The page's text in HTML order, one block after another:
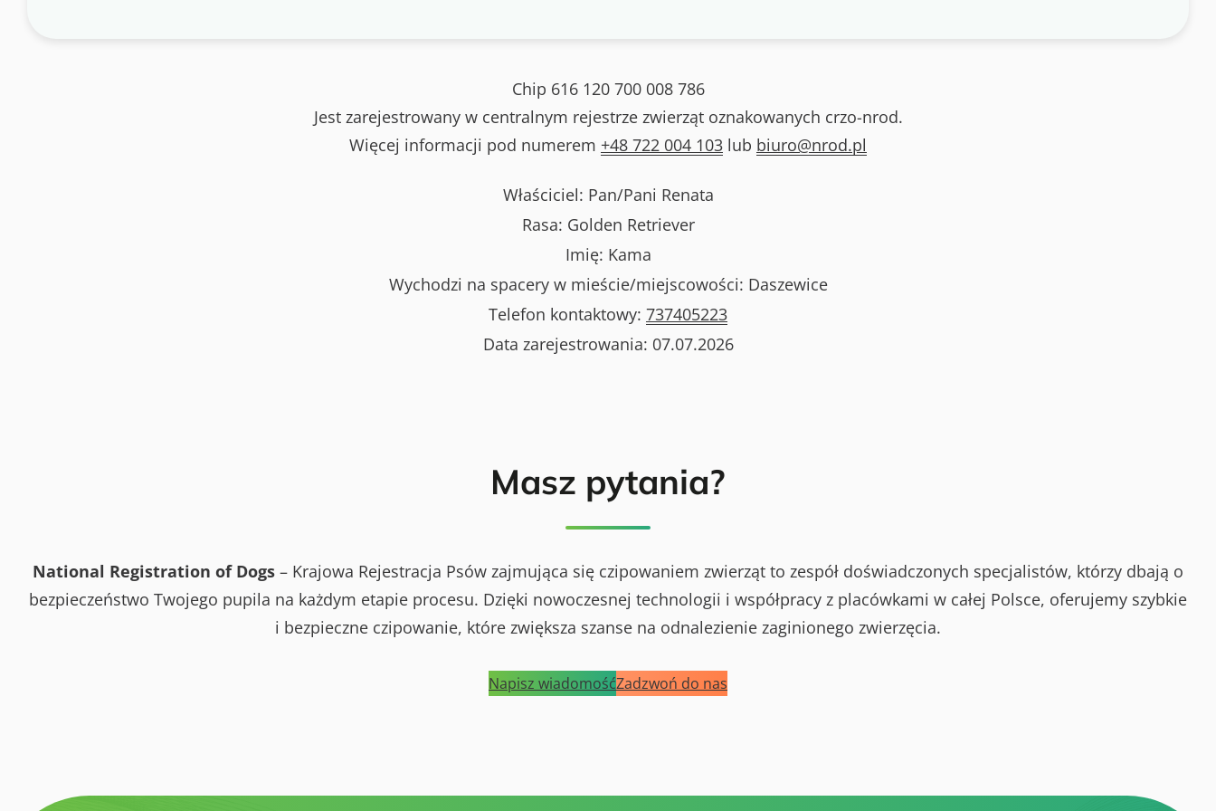
Chip 616 120 700 008 786
Jest zarejestrowany w centralnym rejestrze zwierząt oznakowanych crzo-nrod.
Więcej informacji pod numerem +48 722 004 103 lub biuro@nrod.pl
Właściciel: Pan/Pani Renata
Rasa: Golden Retriever
Imię: Kama
Wychodzi na spacery w mieście/miejscowości: Daszewice
Telefon kontaktowy: 737405223
Data zarejestrowania: 07.07.2026
Masz pytania?
National Registration of Dogs – Krajowa Rejestracja Psów zajmująca się czipowaniem zwierząt to zespół doświadczonych specjalistów, którzy dbają o
bezpieczeństwo Twojego pupila na każdym etapie procesu. Dzięki nowoczesnej technologii i współpracy z placówkami w całej Polsce, oferujemy szybkie
i bezpieczne czipowanie, które zwiększa szanse na odnalezienie zaginionego zwierzęcia.
Napisz wiadomośćZadzwoń do nas